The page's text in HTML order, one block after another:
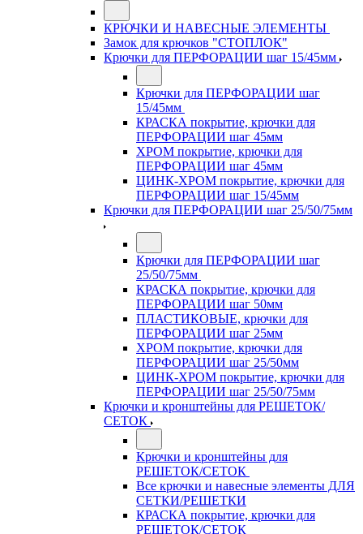
КРЮЧКИ И НАВЕСНЫЕ ЭЛЕМЕНТЫ
Замок для крючков "СТОПЛОК"
Крючки для ПЕРФОРАЦИИ шаг 15/45мм
Крючки для ПЕРФОРАЦИИ шаг
15/45мм
КРАСКА покрытие, крючки для
ПЕРФОРАЦИИ шаг 45мм
ХРОМ покрытие, крючки для
ПЕРФОРАЦИИ шаг 45мм
ЦИНК-ХРОМ покрытие, крючки для
ПЕРФОРАЦИИ шаг 15/45мм
Крючки для ПЕРФОРАЦИИ шаг 25/50/75мм
Крючки для ПЕРФОРАЦИИ шаг
25/50/75мм
КРАСКА покрытие, крючки для
ПЕРФОРАЦИИ шаг 50мм
ПЛАСТИКОВЫЕ, крючки для
ПЕРФОРАЦИИ шаг 25мм
ХРОМ покрытие, крючки для
ПЕРФОРАЦИИ шаг 25/50мм
ЦИНК-ХРОМ покрытие, крючки для
ПЕРФОРАЦИИ шаг 25/50/75мм
Крючки и кронштейны для РЕШЕТОК/
СЕТОК
Крючки и кронштейны для
РЕШЕТОК/СЕТОК
Все крючки и навесные элементы ДЛЯ
СЕТКИ/РЕШЕТКИ
КРАСКА покрытие, крючки для
РЕШЕТОК/СЕТОК